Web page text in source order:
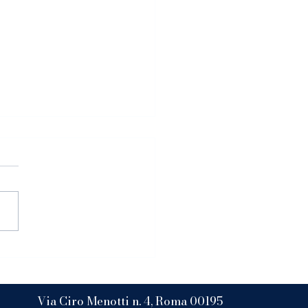
Act’ sulla portabilità dei
Via Ciro Menotti n. 4, Roma 00195